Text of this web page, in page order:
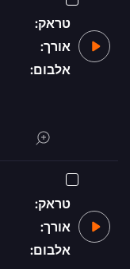
טראק:
אורך:
אלבום:
טראק:
אורך:
אלבום: